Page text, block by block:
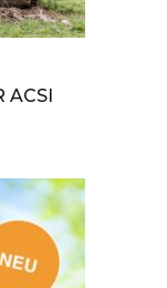
ACSI